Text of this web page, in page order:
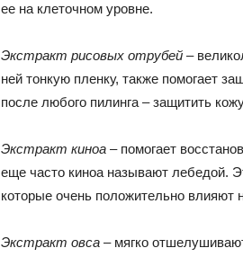
ее на клеточном уровне.
Экстракт рисовых отрубей –
ней тонкую пленку, также помогает
после любого пилинга – защитить
Экстракт киноа – помогает
еще часто киноа называют лебедой.
которые очень положительно
Экстракт овса – мягко